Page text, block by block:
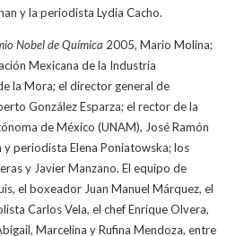
y la periodista Lydia Cacho.
Nobel de Química 2005, Mario Molina;
Mexicana de la Industria
la Mora; el director general de
González Esparza; el rector de la
de México (UNAM), José Ramón
periodista Elena Poniatowska; los
y Javier Manzano. El equipo de
el boxeador Juan Manuel Márquez, el
Carlos Vela, el chef Enrique Olvera,
Marcelina y Rufina Mendoza, entre